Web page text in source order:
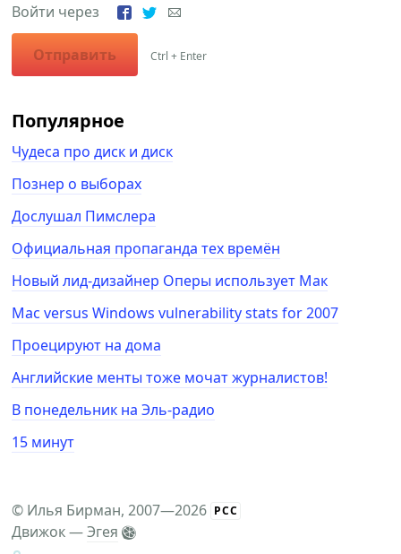
Войти через
Отправить Ctrl + Enter
Популярное
Чудеса про диск и диск
Познер о выборах
Дослушал Пимслера
Официальная пропаганда тех времён
Новый лид-дизайнер Оперы использует Мак
Mac versus Windows vulnerability stats for 2007
Проецируют на дома
Английские менты тоже мочат журналистов!
В понедельник на Эль-радио
15 минут
© Илья Бирман, 2007—2026 РСС
Движок —Эгея